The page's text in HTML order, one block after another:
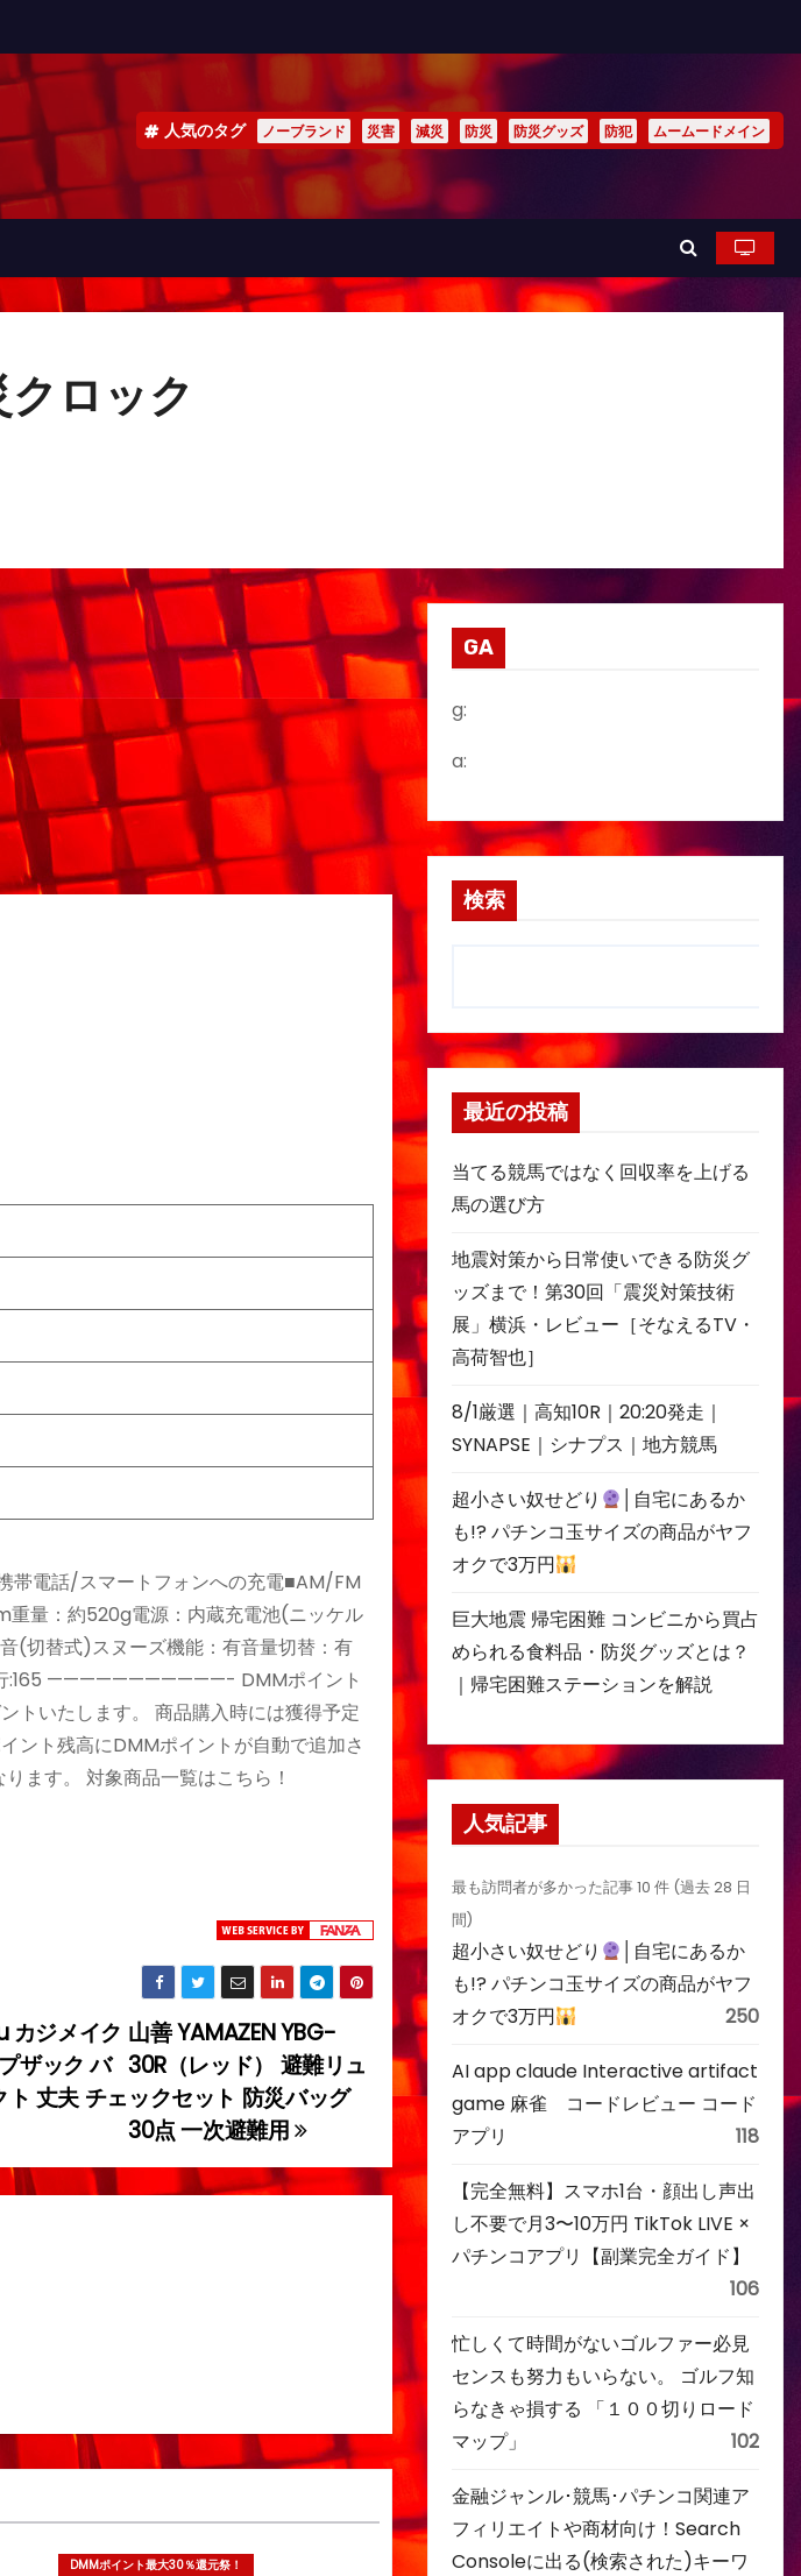
人気のタグ ノーブランド 災害 減災 防災 防災グッズ 防犯 ムームードメイン
ロック
帯電話/スマートフォンへの充電■AM/FM
重量：約520g電源：内蔵充電池(ニッケル
(切替式)スヌーズ機能：有音量切替：有
行:165 ———————————- DMMポイント
トいたします。 商品購入時には獲得予定
ント残高にDMMポイントが自動で追加さ
ます。 対象商品一覧はこちら！
山善 YAMAZEN YBG-
30R（レッド） 避難リュ
ックセット 防災バッグ
30点 一次避難用
カジメイク
ザック バ
丈夫 チェ
DMMポイント最大30％還元祭！
GA
g:
a:
検索
最近の投稿
当てる競馬ではなく回収率を上げる
馬の選び方
地震対策から日常使いできる防災グ
ッズまで！第30回「震災対策技術
展」横浜・レビュー［そなえるTV・
高荷智也］
8/1厳選｜高知10R｜20:20発走｜
SYNAPSE｜シナプス｜地方競馬
超小さい奴せどり
│自宅にあるか
も!? パチンコ玉サイズの商品がヤフ
オクで3万円
巨大地震 帰宅困難 コンビニから買占
められる食料品・防災グッズとは？
｜帰宅困難ステーションを解説
人気記事
最も訪問者が多かった記事 10 件 (過去 28 日
間)
超小さい奴せどり
│自宅にあるか
も!? パチンコ玉サイズの商品がヤフ
オクで3万円
250
AI app claude Interactive artifact
game 麻雀 コードレビュー コード
アプリ
118
【完全無料】スマホ1台・顔出し声出
し不要で月3〜10万円 TikTok LIVE ×
パチンコアプリ【副業完全ガイド】
106
忙しくて時間がないゴルファー必見
センスも努力もいらない。 ゴルフ知
らなきゃ損する 「１００切りロード
マップ」
102
金融ジャンル･競馬･パチンコ関連ア
フィリエイトや商材向け！Search
Consoleに出る(検索された)キーワ